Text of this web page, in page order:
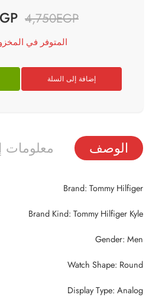
4,750EGP
المتوفر في المخزون 1
إضافة إلى السلة
الوصف معلومات
Brand: Tommy Hilfiger
Brand Kind: Tommy Hilfiger Kyle
Gender: Men
Watch Shape: Round
Display Type: Analog